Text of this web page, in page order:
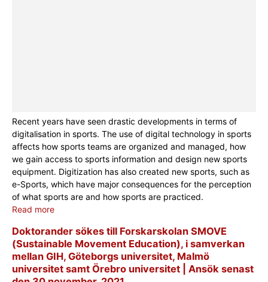
Recent years have seen drastic developments in terms of
digitalisation in sports. The use of digital technology in sports
affects how sports teams are organized and managed, how
we gain access to sports information and design new sports
equipment. Digitization has also created new sports, such as
e-Sports, which have major consequences for the perception
of what sports are and how sports are practiced.
Read more
Doktorander sökes till Forskarskolan SMOVE
(Sustainable Movement Education), i samverkan
mellan GIH, Göteborgs universitet, Malmö
universitet samt Örebro universitet | Ansök senast